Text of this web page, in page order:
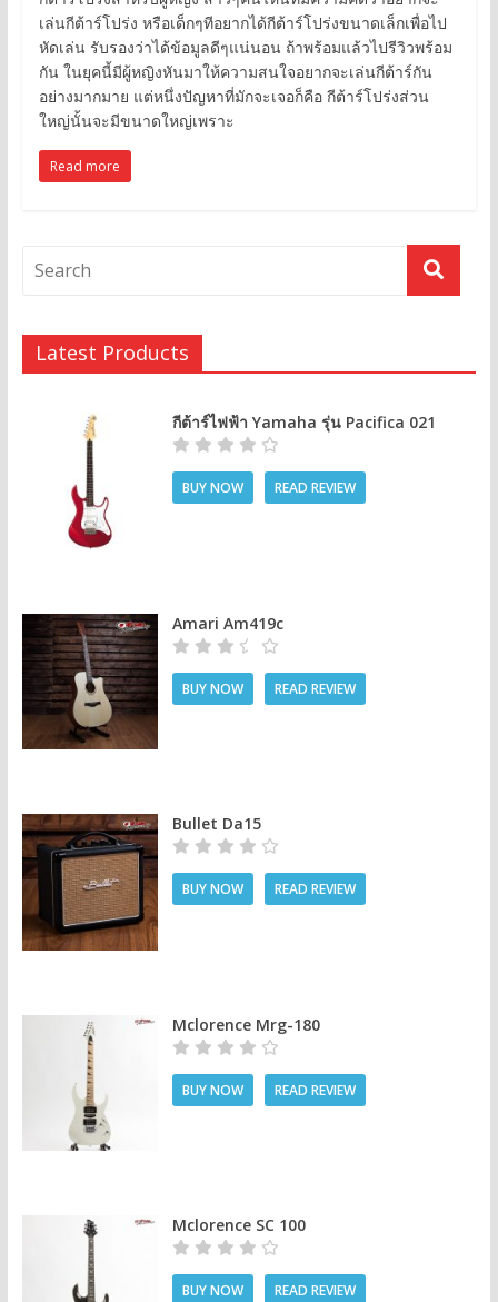
เล่นกีต้าร์โปร่ง หรือเด็กๆทีอยากได้กีต้าร์โปร่งขนาดเล็กเพื่อไป
หัดเล่น รับรองว่าได้ข้อมูลดีๆแน่นอน ถ้าพร้อมแล้วไปรีวิวพร้อม
กัน ในยุคนี้มีผู้หญิงหันมาให้ความสนใจอยากจะเล่นกีต้าร์กัน
อย่างมากมาย แต่หนึ่งปัญหาที่มักจะเจอก็คือ กีต้าร์โปร่งส่วน
ใหญ่นั้นจะมีขนาดใหญ่เพราะ
Read more
Latest Products
กีต้าร์ไฟฟ้า Yamaha รุ่น Pacifica 021
BUY NOW READ REVIEW
Amari Am419c
BUY NOW READ REVIEW
Bullet Da15
BUY NOW READ REVIEW
Mclorence Mrg-180
BUY NOW READ REVIEW
Mclorence SC 100
BUY NOW READ REVIEW